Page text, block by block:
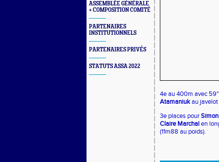
ASSEMBLÉE GÉNÉRALE
+ COMPOSITION COMITÉ
PARTENAIRES
INSTITUTIONNELS
PARTENAIRES PRIVÉS
STATUTS ASSA 2022
4e au 400m avec
Atamaniukau javelot
3e places pour
Claire Marchalen
(11m88 au poids).